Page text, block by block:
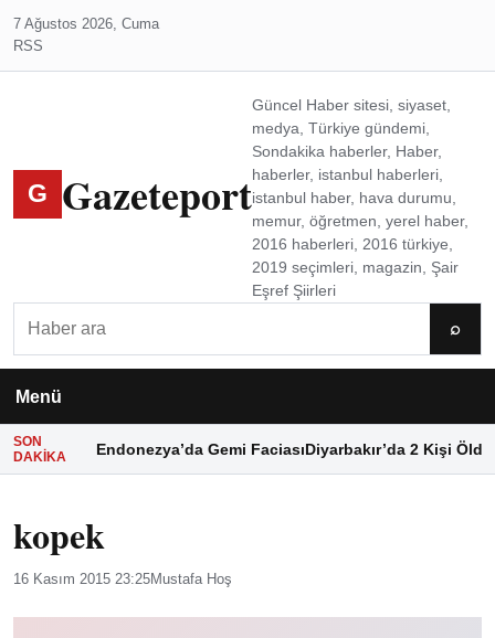
7 Ağustos 2026, Cuma
RSS
G Gazeteport
Güncel Haber sitesi, siyaset,
medya, Türkiye gündemi,
Sondakika haberler, Haber,
haberler, istanbul haberleri,
istanbul haber, hava durumu,
memur, öğretmen, yerel haber,
2016 haberleri, 2016 türkiye,
2019 seçimleri, magazin, Şair
Eşref Şiirleri
⌕
Menü
SON
DAKIKA
Endonezya’da Gemi FaciasıDiyarbakır’da 2 Kişi Öldü
kopek
16 Kasım 2015 23:25Mustafa Hoş